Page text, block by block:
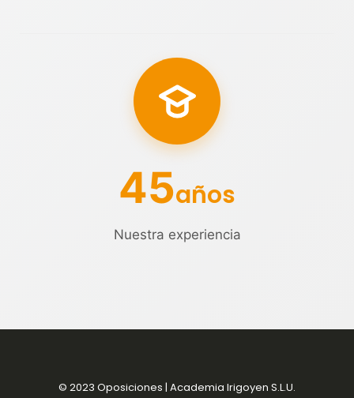
45años
Nuestra experiencia
© 2023 Oposiciones | Academia Irigoyen S.L.U.